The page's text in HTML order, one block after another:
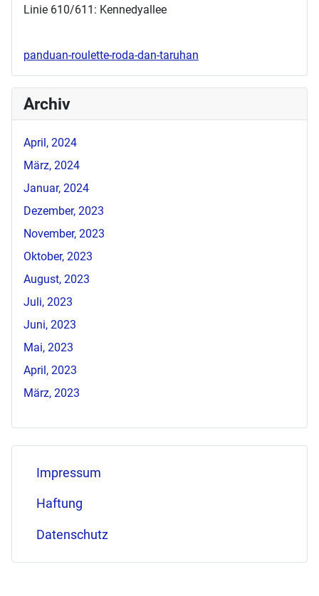
Linie 610/611: Kennedyallee
panduan-roulette-roda-dan-taruhan
Archiv
April, 2024
März, 2024
Januar, 2024
Dezember, 2023
November, 2023
Oktober, 2023
August, 2023
Juli, 2023
Juni, 2023
Mai, 2023
April, 2023
März, 2023
Impressum
Haftung
Datenschutz